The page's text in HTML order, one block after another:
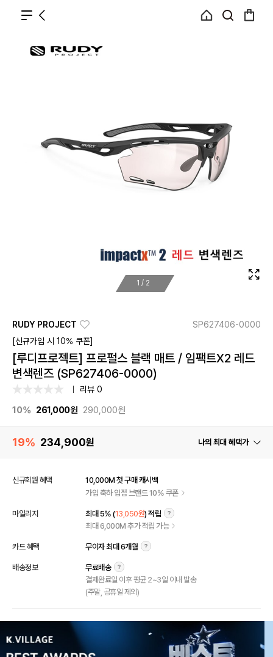
1 / 2
RUDY PROJECT
SP627406-0000
[신규가입 시 10% 쿠폰]
[루디프로젝트] 프로펄스 블랙 매트 / 임팩트X2 레드
변색렌즈 (SP627406-0000)
리뷰 0
10% 261,000원 290,000원
19% 234,900원 나의 최대 혜택가
신규회원 혜택
10,000M 첫 구매 캐시백
가입 축하 입점 브랜드 10% 쿠폰
마일리지 최대 5% (13,050원) 적립
최대 6,000M 추가 적립 가능
카드 혜택 무이자 최대 6개월
배송정보
무료배송
결제완료일 이후 평균 2~3일 이내 발송
(주말, 공휴일 제외)